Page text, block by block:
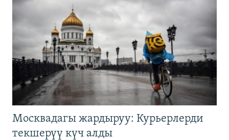
Москвадагы жардыруу: Курьерлерди
текшерүү күч алды